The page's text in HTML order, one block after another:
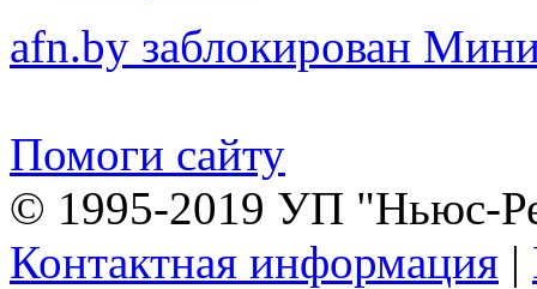
afn.by заблокирован
Помоги сайту
© 1995-2019 УП "Ньюс-
Контактная информация |